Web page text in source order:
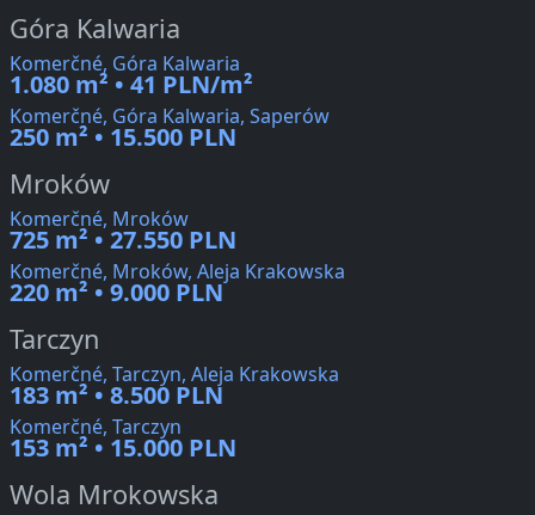
Góra Kalwaria
Komerčné, Góra Kalwaria
1.080 m² • 41 PLN/m²
Komerčné, Góra Kalwaria, Saperów
250 m² • 15.500 PLN
Mroków
Komerčné, Mroków
725 m² • 27.550 PLN
Komerčné, Mroków, Aleja Krakowska
220 m² • 9.000 PLN
Tarczyn
Komerčné, Tarczyn, Aleja Krakowska
183 m² • 8.500 PLN
Komerčné, Tarczyn
153 m² • 15.000 PLN
Wola Mrokowska